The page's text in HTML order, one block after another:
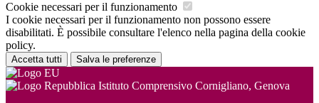
Cookie necessari per il funzionamento
I cookie necessari per il funzionamento non possono essere
disabilitati. È possibile consultare l'elenco nella pagina della cookie
policy.
Accetta tutti Salva le preferenze
Istituto Comprensivo Cornigliano, Genova